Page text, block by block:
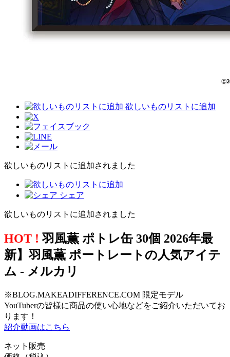
欲しいものリストに追加
欲しいものリストに追加されました
シェア
欲しいものリストに追加されました
HOT ! 羽風薫 ポトレ缶 30個 2026年最
新】羽風薫 ポートレートの人気アイテ
ム - メルカリ
※BLOG.MAKEADIFFERENCE.COM 限定モデル
YouTuberの皆様に商品の使い心地などをご紹介いただいてお
ります！
紹介動画はこちら
ネット販売